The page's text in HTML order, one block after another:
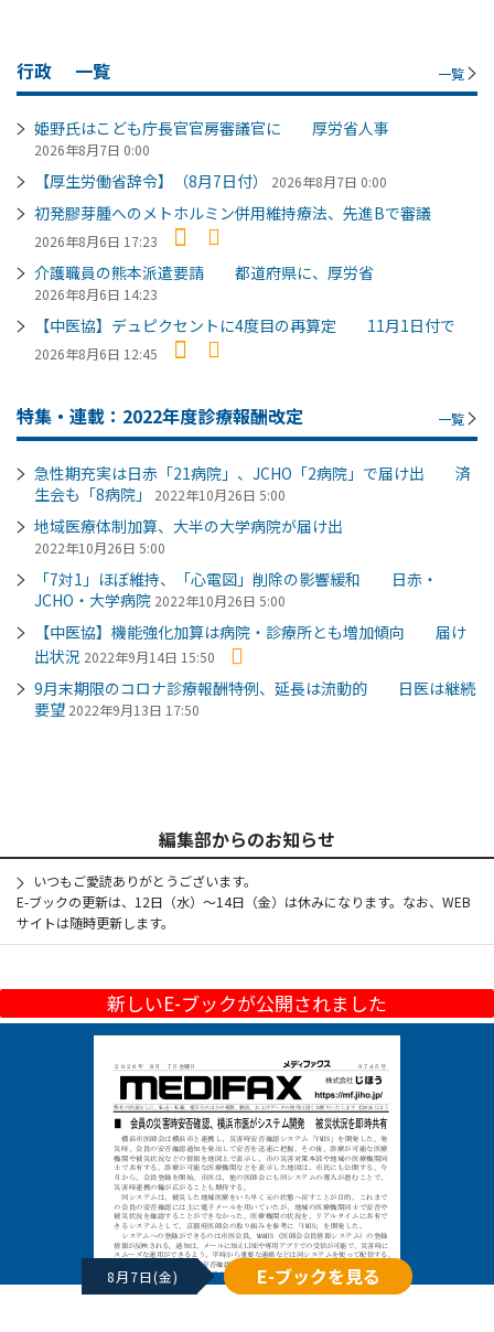
行政 一覧 一覧
姫野氏はこども庁長官官房審議官に 厚労省人事
2026年8月7日 0:00
【厚生労働省辞令】（8月7日付） 2026年8月7日 0:00
初発膠芽腫へのメトホルミン併用維持療法、先進Bで審議
2026年8月6日 17:23
介護職員の熊本派遣要請 都道府県に、厚労省
2026年8月6日 14:23
【中医協】デュピクセントに4度目の再算定 11月1日付で
2026年8月6日 12:45
特集・連載：2022年度診療報酬改定 一覧
急性期充実は日赤「21病院」、JCHO「2病院」で届け出 済
生会も「8病院」
2022年10月26日 5:00
地域医療体制加算、大半の大学病院が届け出
2022年10月26日 5:00
「7対1」ほぼ維持、「心電図」削除の影響緩和 日赤・
JCHO・大学病院 2022年10月26日 5:00
【中医協】機能強化加算は病院・診療所とも増加傾向 届け
出状況 2022年9月14日 15:50
9月末期限のコロナ診療報酬特例、延長は流動的 日医は継続
要望 2022年9月13日 17:50
編集部からのお知らせ
いつもご愛読ありがとうございます。
E-ブックの更新は、12日（水）～14日（金）は休みになります。なお、WEB
サイトは随時更新します。
新しいE-ブックが公開されました
8月7日(金) E-ブックを見る